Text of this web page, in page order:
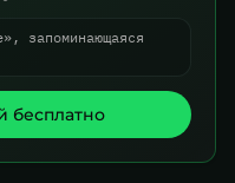
запоминающаяся
бесплатно